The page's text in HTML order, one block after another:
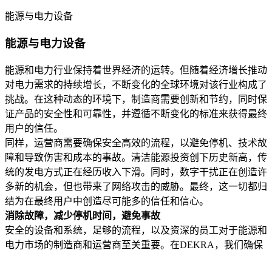
能源与电力设备
能源与电力设备
能源和电力行业保持着世界经济的运转。但随着经济增长推动
对电力需求的持续增长，不断变化的全球环境对该行业构成了
挑战。在这种动态的环境下，制造商需要创新和节约，同时保
证产品的安全性和可靠性，并遵循不断变化的标准来获得最终
用户的信任。
同样，运营商需要确保安全高效的流程，以避免停机、技术故
障和导致伤害和成本的事故。清洁能源投资创下历史新高，传
统的发电方式正在经历收入下滑。同时，数字干扰正在创造许
多新的机会，但也带来了网络攻击的威胁。最终，这一切都归
结为在最终用户中创造尽可能多的信任和信心。
消除故障，减少停机时间，避免事故
安全的设备和系统，足够的流程，以及资深的员工对于能源和
电力市场的制造商和运营商至关重要。在DEKRA，我们确保